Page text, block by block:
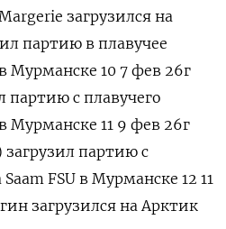
загрузился на
партию в плавучее
Мурманске 10 7 фев 26г
партию с плавучего
Мурманске 11 9 фев 26г
партию с
FSU в Мурманске 12 11
загрузился на Арктик